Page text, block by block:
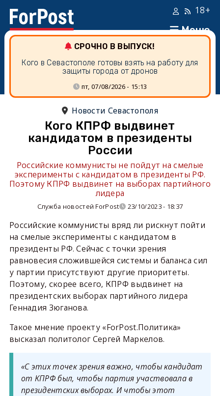
Меню
18+
СРОЧНО В ВЫПУСК!
Кого в Севастополе готовы взять на работу для
защиты города от дронов
пт, 07/08/2026 - 15:13
Новости Севастополя
Кого КПРФ выдвинет
кандидатом в президенты
России
Российские коммунисты не пойдут на смелые
эксперименты с кандидатом в президенты РФ.
Поэтому КПРФ выдвинет на выборах партийного
лидера
Служба новостей ForPost 23/10/2023 - 18:37
Российские коммунисты вряд ли рискнут пойти
на смелые эксперименты с кандидатом в
президенты РФ. Сейчас с точки зрения
равновесия сложившейся системы и баланса сил
у партии присутствуют другие приоритеты.
Поэтому, скорее всего, КПРФ выдвинет на
президентских выборах партийного лидера
Геннадия Зюганова.
Такое мнение проекту «ForPost.Политика»
высказал политолог Сергей Маркелов.
«С этих точек зрения важно, чтобы кандидат
от КПРФ был, чтобы партия участвовала в
президентских выборах. И чтобы этот